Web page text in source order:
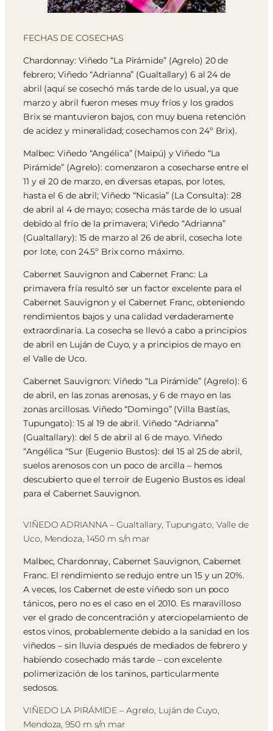
FECHAS DE COSECHAS
Chardonnay: Viñedo “La Pirámide” (Agrelo) 20 de
febrero; Viñedo “Adrianna” (Gualtallary) 6 al 24 de
abril (aquí se cosechó más tarde de lo usual, ya que
marzo y abril fueron meses muy fríos y los grados
Brix se mantuvieron bajos, con muy buena retención
de acidez y mineralidad; cosechamos con 24º Brix).
Malbec: Viñedo “Angélica” (Maipú) y Viñedo “La
Pirámide” (Agrelo): comenzaron a cosecharse entre el
11 y el 20 de marzo, en diversas etapas, por lotes,
hasta el 6 de abril; Viñedo “Nicasia” (La Consulta): 28
de abril al 4 de mayo; cosecha más tarde de lo usual
debido al frío de la primavera; Viñedo “Adrianna”
(Gualtallary): 15 de marzo al 26 de abril, cosecha lote
por lote, con 24.5º Brix como máximo.
Cabernet Sauvignon and Cabernet Franc: La
primavera fría resultó ser un factor excelente para el
Cabernet Sauvignon y el Cabernet Franc, obteniendo
rendimientos bajos y una calidad verdaderamente
extraordinaria. La cosecha se llevó a cabo a principios
de abril en Luján de Cuyo, y a principios de mayo en
el Valle de Uco.
Cabernet Sauvignon: Viñedo “La Pirámide” (Agrelo): 6
de abril, en las zonas arenosas, y 6 de mayo en las
zonas arcillosas. Viñedo “Domingo” (Villa Bastías,
Tupungato): 15 al 19 de abril. Viñedo “Adrianna”
(Gualtallary): del 5 de abril al 6 de mayo. Viñedo
“Angélica “Sur (Eugenio Bustos): del 15 al 25 de abril,
suelos arenosos con un poco de arcilla – hemos
descubierto que el terroir de Eugenio Bustos es ideal
para el Cabernet Sauvignon.
VIÑEDO ADRIANNA – Gualtallary, Tupungato, Valle de
Uco, Mendoza, 1450 m s/n mar
Malbec, Chardonnay, Cabernet Sauvignon, Cabernet
Franc. El rendimiento se redujo entre un 15 y un 20%.
A veces, los Cabernet de este viñedo son un poco
tánicos, pero no es el caso en el 2010. Es maravilloso
ver el grado de concentración y aterciopelamiento de
estos vinos, probablemente debido a la sanidad en los
viñedos – sin lluvia después de mediados de febrero y
habiendo cosechado más tarde – con excelente
polimerización de los taninos, particularmente
sedosos.
VIÑEDO LA PIRÁMIDE – Agrelo, Luján de Cuyo,
Mendoza, 950 m s/n mar